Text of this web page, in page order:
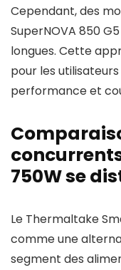
Cependant, des
SuperNOVA 850
longues. Cette
pour les
performance et
750W se
Le Thermaltake
comme une
segment des